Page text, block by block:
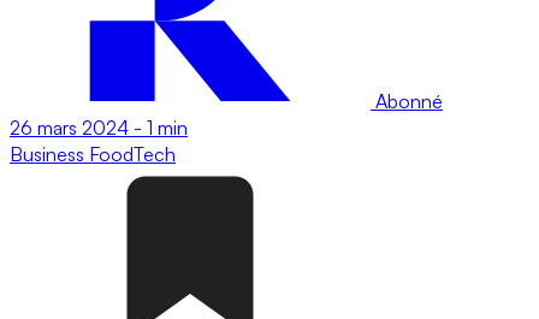
Abonné
26 mars 2024 - 1 min
Business FoodTech